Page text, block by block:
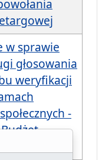
w sprawie
głosowania
weryfikacji
-